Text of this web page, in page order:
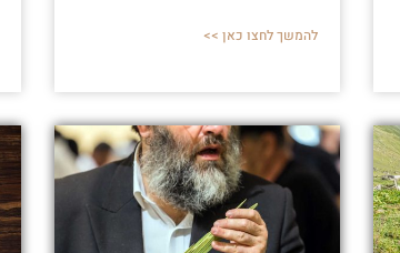
להמשך לחצו כאן >>